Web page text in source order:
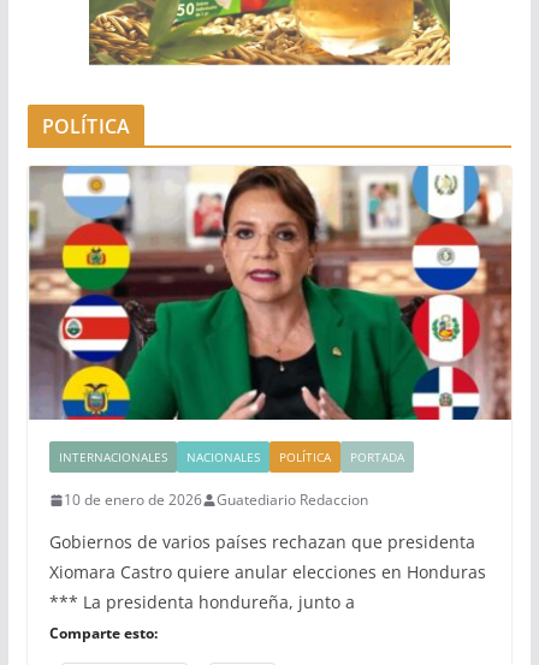
POLÍTICA
INTERNACIONALES NACIONALES POLÍTICA PORTADA
10 de enero de 2026 Guatediario Redaccion
Gobiernos de varios países rechazan que presidenta
Xiomara Castro quiere anular elecciones en Honduras
*** La presidenta hondureña, junto a
Comparte esto: